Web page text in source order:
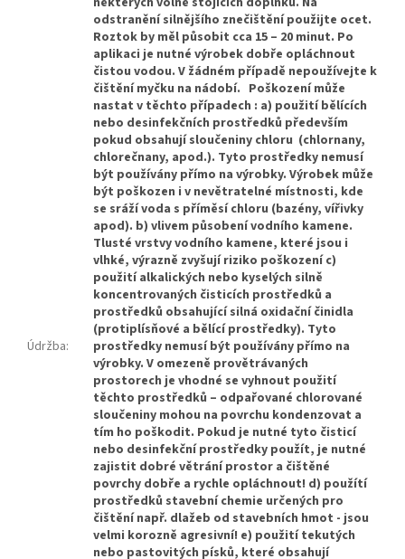
Údržba:
odstranění silnějšího znečištění použijte ocet.
Roztok by měl působit cca 15 – 20 minut. Po
aplikaci je nutné výrobek dobře opláchnout
čistou vodou. V žádném případě nepoužívejte k
čištění myčku na nádobí. Poškození může
nastat v těchto případech : a) použití bělících
nebo desinfekčních prostředků především
pokud obsahují sloučeniny chloru (chlornany,
chlorečnany, apod.). Tyto prostředky nemusí
být používány přímo na výrobky. Výrobek může
být poškozen i v nevětratelné místnosti, kde
se sráží voda s příměsí chloru (bazény, vířivky
apod). b) vlivem působení vodního kamene.
Tlusté vrstvy vodního kamene, které jsou i
vlhké, výrazně zvyšují riziko poškození c)
použití alkalických nebo kyselých silně
koncentrovaných čisticích prostředků a
prostředků obsahující silná oxidační činidla
(protiplísňové a bělící prostředky). Tyto
prostředky nemusí být používány přímo na
výrobky. V omezeně provětrávaných
prostorech je vhodné se vyhnout použití
těchto prostředků – odpařované chlorované
sloučeniny mohou na povrchu kondenzovat a
tím ho poškodit. Pokud je nutné tyto čisticí
nebo desinfekční prostředky použít, je nutné
zajistit dobré větrání prostor a čištěné
povrchy dobře a rychle opláchnout! d) použítí
prostředků stavební chemie určených pro
čištění např. dlažeb od stavebních hmot - jsou
velmi korozně agresivní! e) použití tekutých
nebo pastovitých písků, které obsahují